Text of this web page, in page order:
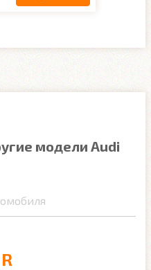
модели Audi
R